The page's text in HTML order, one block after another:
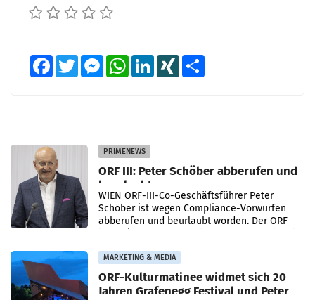
FacebookTwitter MessengerWhatsAppLinkedInXING
PRIMENEWS
ORF III: Peter Schöber abberufen und
beurlaubt
WIEN ORF-III-Co-Geschäftsführer Peter
Schöber ist wegen Compliance-Vorwürfen
abberufen und beurlaubt worden. Der ORF
MARKETING & MEDIA
ORF-Kulturmatinee widmet sich 20
Jahren Grafenegg Festival und Peter